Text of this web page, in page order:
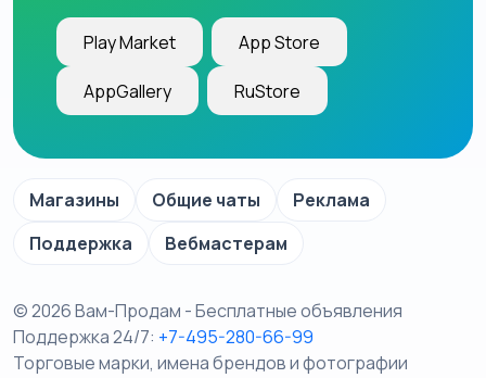
Play Market App Store
AppGallery RuStore
Магазины Общие чаты
Реклама
Поддержка
Вебмастерам
© 2026 Вам-Продам - Бесплатные объявления
Поддержка 24/7: +7-495-280-66-99
Торговые марки, имена брендов и фотографии